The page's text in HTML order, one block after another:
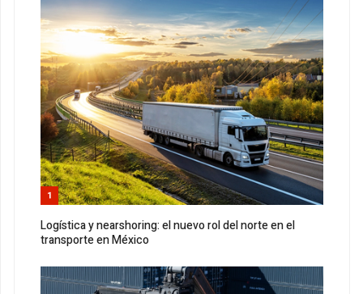
1
Logística y nearshoring: el nuevo rol del norte en el
transporte en México